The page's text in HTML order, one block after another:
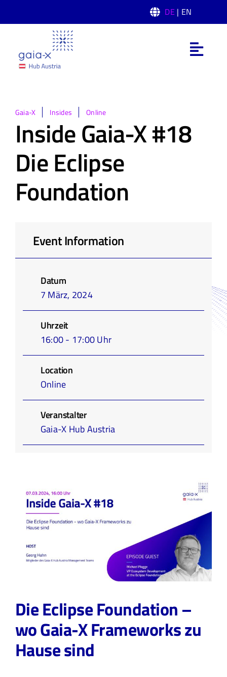
DE | EN
Gaia-X Hub Austria
Domänen
News
Infothek
Academy
Gaia-X Insides Online
Inside Gaia-X #18
Die Eclipse
Foundation
Die Eclipse Foundation –
wo Gaia-X Frameworks zu
Hause sind
Event Information
Datum
7 März, 2024
Uhrzeit
16:00 - 17:00 Uhr
Location
Online
Veranstalter
Gaia-X Hub Austria